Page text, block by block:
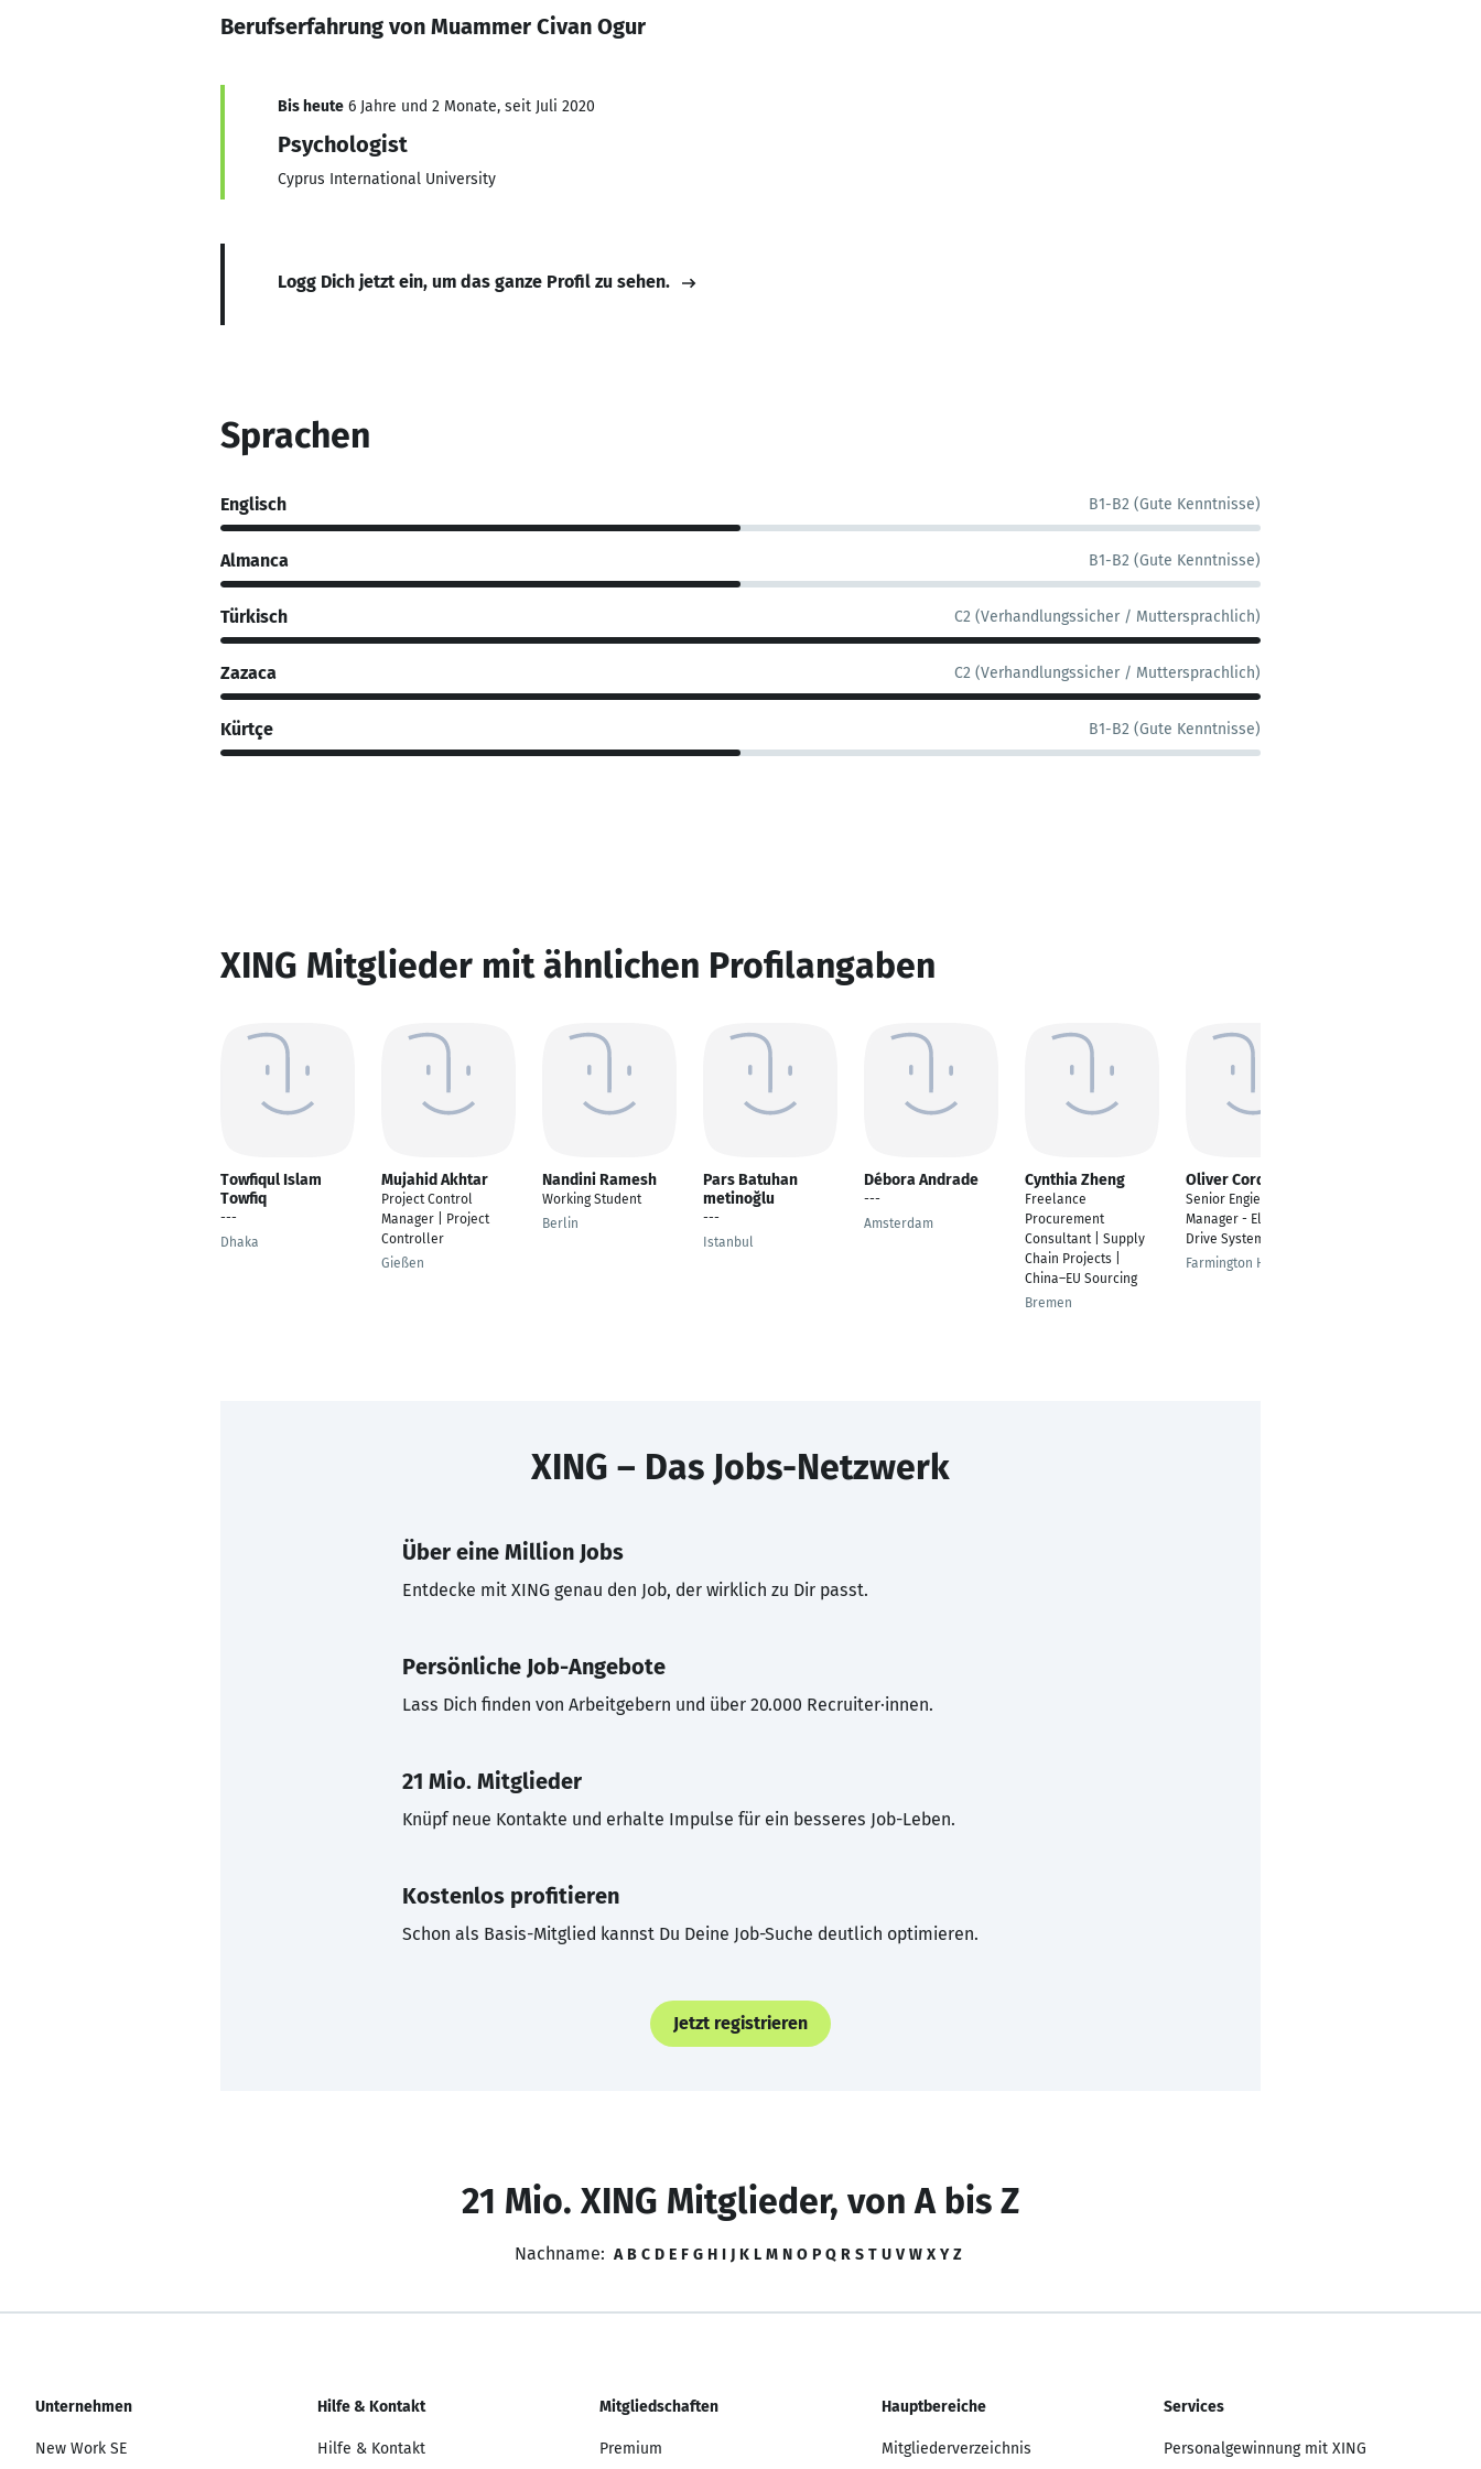
Berufserfahrung von Muammer Civan Ogur
Bis heute 6 Jahre und 2 Monate, seit Juli 2020
Psychologist
Cyprus International University
Logg Dich jetzt ein, um das ganze Profil zu sehen.
Sprachen
Englisch B1-B2 (Gute Kenntnisse)
Almanca B1-B2 (Gute Kenntnisse)
Türkisch C2 (Verhandlungssicher / Muttersprachlich)
Zazaca C2 (Verhandlungssicher / Muttersprachlich)
Kürtçe B1-B2 (Gute Kenntnisse)
XING Mitglieder mit ähnlichen Profilangaben
Towfiqul Islam
Towfiq
---
Dhaka
Mujahid Akhtar
Project Control
Manager | Project
Controller
Gießen
Nandini Ramesh
Working Student
Berlin
Pars Batuhan
metinoğlu
---
Istanbul
Débora Andrade
---
Amsterdam
Cynthia Zheng
Freelance
Procurement
Consultant | Supply
Chain Projects |
China–EU Sourcing
Bremen
Oliver Cordes
Senior Engieering
Manager - Electric
Drive Systems
Farmington Hills
XING – Das Jobs-Netzwerk
Über eine Million Jobs
Entdecke mit XING genau den Job, der wirklich zu Dir passt.
Persönliche Job-Angebote
Lass Dich finden von Arbeitgebern und über 20.000 Recruiter·innen.
21 Mio. Mitglieder
Knüpf neue Kontakte und erhalte Impulse für ein besseres Job-Leben.
Kostenlos profitieren
Schon als Basis-Mitglied kannst Du Deine Job-Suche deutlich optimieren.
Jetzt registrieren
21 Mio. XING Mitglieder, von A bis Z
Nachname: A B C D E F G H I J K L M N O P Q R S T U V W X Y Z
Unternehmen
New Work SE
Hilfe & Kontakt
Hilfe & Kontakt
Mitgliedschaften
Premium
Hauptbereiche
Mitgliederverzeichnis
Services
Personalgewinnung mit XING